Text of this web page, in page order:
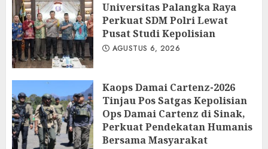
Universitas Palangka Raya
Perkuat SDM Polri Lewat
Pusat Studi Kepolisian
AGUSTUS 6, 2026
Kaops Damai Cartenz-2026
Tinjau Pos Satgas Kepolisian
Ops Damai Cartenz di Sinak,
Perkuat Pendekatan Humanis
Bersama Masyarakat